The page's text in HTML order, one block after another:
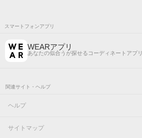
スマートフォンアプリ
WEARアプリ
あなたの似合うが探せるコーディネートアプリ
関連サイト・ヘルプ
ヘルプ
サイトマップ